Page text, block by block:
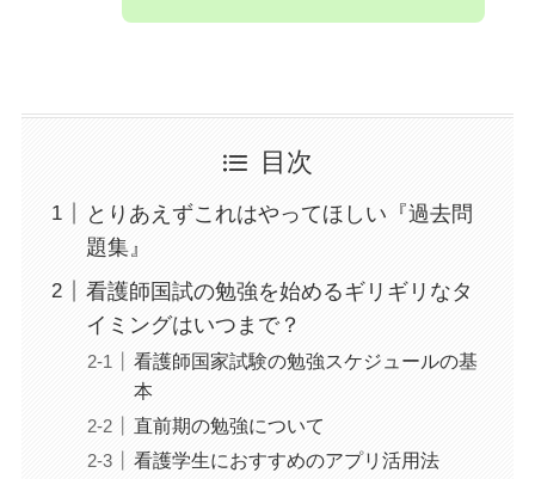
目次
とりあえずこれはやってほしい『過去問
題集』
看護師国試の勉強を始めるギリギリなタ
イミングはいつまで？
看護師国家試験の勉強スケジュールの基
本
直前期の勉強について
看護学生におすすめのアプリ活用法